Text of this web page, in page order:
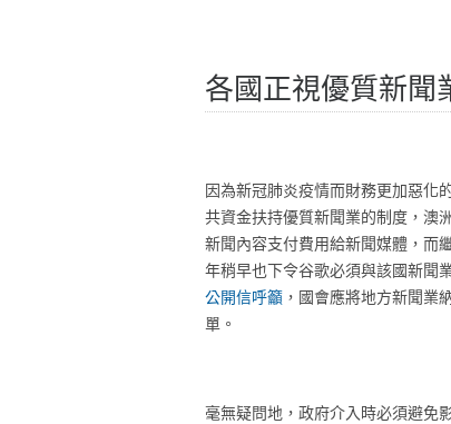
各國正視優質新聞
因為新冠肺炎疫情而財務更加惡化
共資金扶持優質新聞業的制度，澳
新聞內容支付費用給新聞媒體，而
年稍早也下令谷歌必須與該國新聞
公開信呼籲 ，國會應將地方新聞業
單。
毫無疑問地，政府介入時必須避免